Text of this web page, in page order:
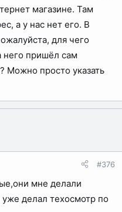
магазине. Там
а у нас нет его. В
для чего
него пришёл сам
Можно просто указать
#376
мне делали
делал техосмотр по